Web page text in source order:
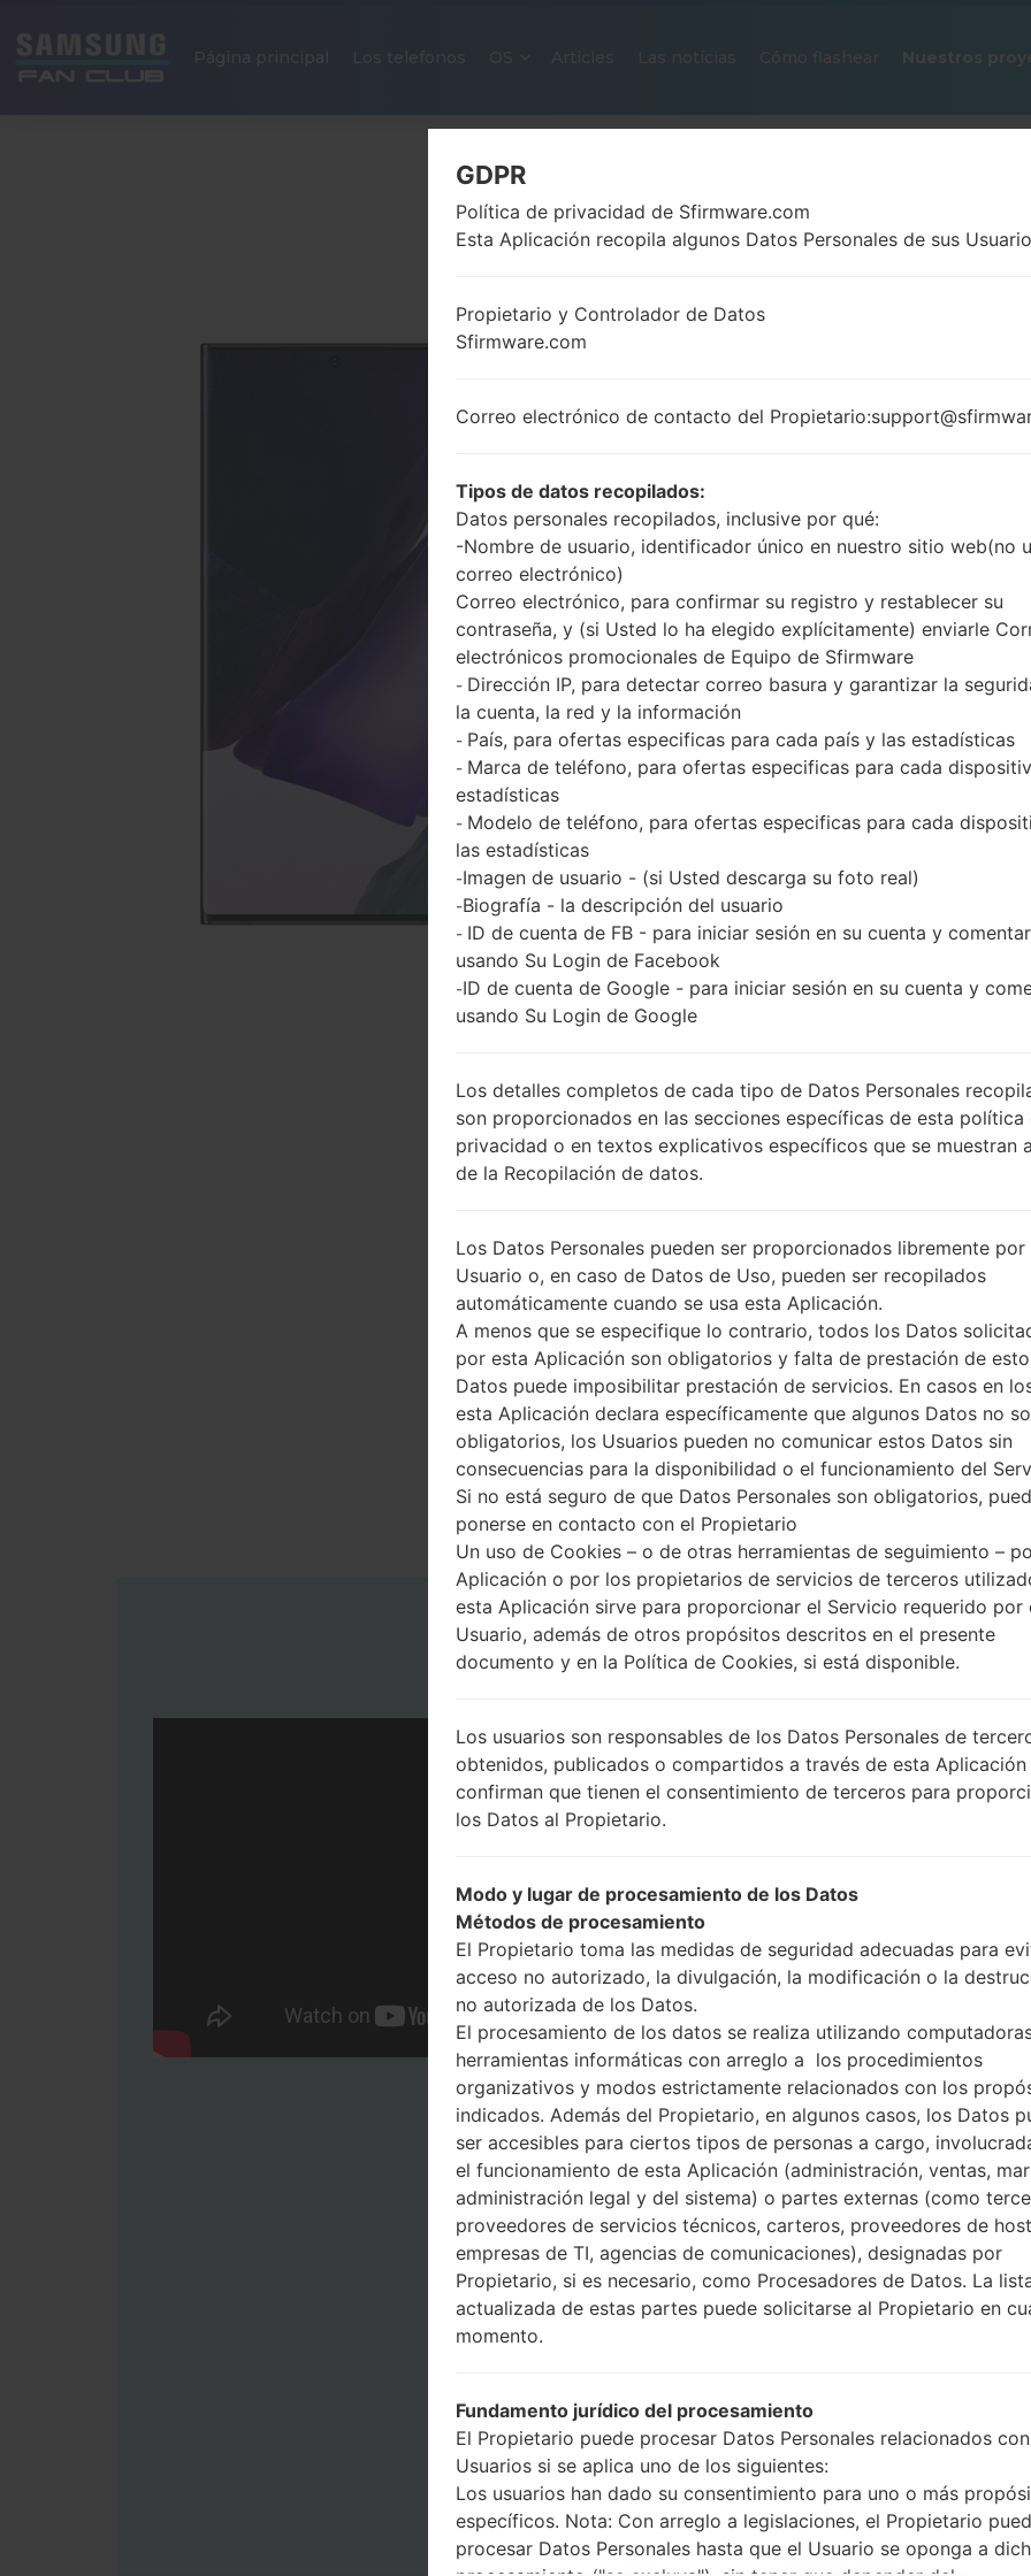
Las notícias Cómo flashear Nuestros
FIRMWARE OFICIAL #256531
SAMSUNGGALAXY NOTE 20
N986B_1_20210806080936_02u4o8o092_fac.zip
Descargue la última actualización de firmware
olvide verificar si el número de modelo de su
modelo indicado % MODEL%. El código del
con la versión PDA N986BXXU3DUH2 y la versión
N986BXXU3DUH2. La versión del sistema
completo sobre cómo actualizar el firmware oficial
NOMBRE DE
ARCHIVO
SM-N986B_1_2021080608093
6_02u4o8o092_fac
EL TAMAÑO DEL
7.32 GiB
SISTEMA
OPERATIVO
Android R 11
CSC VERSIÓN
REGIÓN
DESCRIPCIÓN
Dialog, Mobitel, Etisalat, Airtel,
Hutch
Instrucciones
Descargue a su PC:
A continuación,
Debe obtener 1 (si es
CSC _ ***: "País y
Agregue todos los
Si desea hacer clean
Ahora apague su
Cómo hacer todos los
Presione y
botón de Subir
Presione y
Bajar volumen y
Presione y
botón de Bajar
Conecte un cable
botón de Bixby y la
Presione y
Especifique solo
Automático.
Finalmente, presione
reiniciará y se
GDPR
Política de privacidad de Sfirmware.com
Esta Aplicación recopila algunos Datos Personales de sus
Propietario y Controlador de Datos
Sfirmware.com
Correo electrónico de contacto del
Tipos de datos recopilados:
Datos personales recopilados, inclusive por qué:
-Nombre de usuario, identificador único en nuestro sitio web(no
correo electrónico)
Correo electrónico, para confirmar su registro y restablecer su
contraseña, y (si Usted lo ha elegido explícitamente) enviarle
electrónicos promocionales de Equipo de Sfirmware
- Dirección IP, para detectar correo basura y garantizar la
la cuenta, la red y la información
- País, para ofertas especificas para cada país y las estadísticas
- Marca de teléfono, para ofertas especificas para cada
estadísticas
- Modelo de teléfono, para ofertas especificas para cada
las estadísticas
-Imagen de usuario - (si Usted descarga su foto real)
-Biografía - la descripción del usuario
- ID de cuenta de FB - para iniciar sesión en su cuenta y comentar
usando Su Login de Facebook
-ID de cuenta de Google - para iniciar sesión en su cuenta y
usando Su Login de Google
Los detalles completos de cada tipo de Datos Personales
son proporcionados en las secciones específicas de esta política
privacidad o en textos explicativos específicos que se muestran
de la Recopilación de datos.
Los Datos Personales pueden ser proporcionados libremente por
Usuario o, en caso de Datos de Uso, pueden ser recopilados
automáticamente cuando se usa esta Aplicación.
A menos que se especifique lo contrario, todos los Datos
por esta Aplicación son obligatorios y falta de prestación de
Datos puede imposibilitar prestación de servicios. En casos en
esta Aplicación declara específicamente que algunos Datos no
obligatorios, los Usuarios pueden no comunicar estos Datos sin
consecuencias para la disponibilidad o el funcionamiento del
Si no está seguro de que Datos Personales son obligatorios,
ponerse en contacto con el Propietario
Un uso de Cookies – o de otras herramientas de seguimiento –
Aplicación o por los propietarios de servicios de terceros
esta Aplicación sirve para proporcionar el Servicio requerido por
Usuario, además de otros propósitos descritos en el presente
documento y en la Política de Cookies, si está disponible.
Los usuarios son responsables de los Datos Personales de
obtenidos, publicados o compartidos a través de esta Aplicación
confirman que tienen el consentimiento de terceros para
los Datos al Propietario.
Modo y lugar de procesamiento de los Datos
Métodos de procesamiento
El Propietario toma las medidas de seguridad adecuadas para
acceso no autorizado, la divulgación, la modificación o la
no autorizada de los Datos.
El procesamiento de los datos se realiza utilizando
herramientas informáticas con arreglo a los procedimientos
organizativos y modos estrictamente relacionados con los
indicados. Además del Propietario, en algunos casos, los Datos
ser accesibles para ciertos tipos de personas a cargo,
el funcionamiento de esta Aplicación (administración, ventas,
administración legal y del sistema) o partes externas (como
proveedores de servicios técnicos, carteros, proveedores de
empresas de TI, agencias de comunicaciones), designadas por
Propietario, si es necesario, como Procesadores de Datos. La
actualizada de estas partes puede solicitarse al Propietario en
momento.
Fundamento jurídico del procesamiento
El Propietario puede procesar Datos Personales relacionados
Usuarios si se aplica uno de los siguientes:
Los usuarios han dado su consentimiento para uno o más
específicos. Nota: Con arreglo a legislaciones, el Propietario
procesar Datos Personales hasta que el Usuario se oponga a